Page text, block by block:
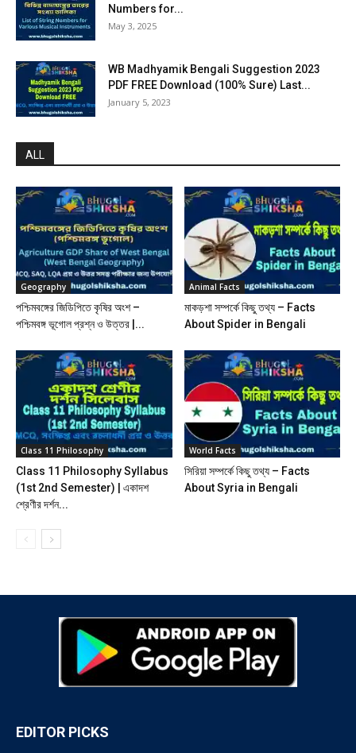
Numbers for...
May 3, 2025
WB Madhyamik Bengali Suggestion 2023
PDF FREE Download (100% Sure) Last...
January 5, 2023
ALL
Geography
পশ্চিমবঙ্গের জিডিপিতে কৃষির অংশ –
পশ্চিমবঙ্গ ভূগোল প্রশ্ন ও উত্তর |...
Animal Facts
মাকড়শা সম্পর্কে কিছু তথ্য – Facts
About Spider in Bengali
Class 11 Philosophy
Class 11 Philosophy Syllabus
(1st 2nd Semester) | একাদশ
শ্রেণীর দর্শন...
World Facts
সিরিয়া সম্পর্কে কিছু তথ্য – Facts
About Syria in Bengali
EDITOR PICKS